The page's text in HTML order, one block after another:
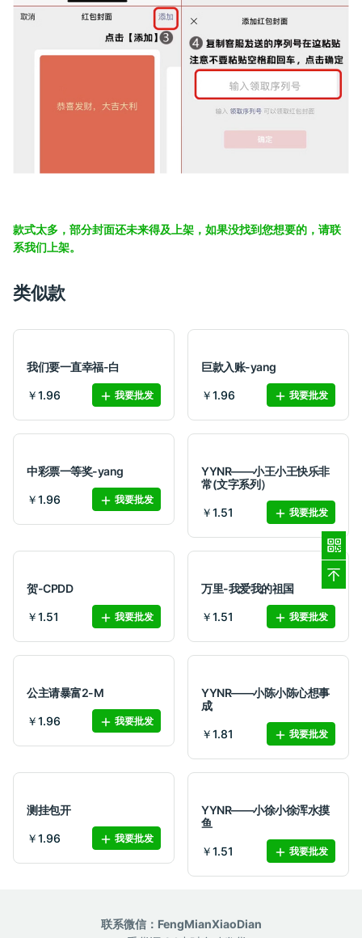
款式太多，部分封面还未来得及上架，如果没找到您想要的，请联
系我们上架。
类似款
我们要一直幸福-白
￥1.96 我要批发
巨款入账-yang
￥1.96 我要批发
中彩票一等奖-yang
￥1.96 我要批发
YYNR——小王小王快乐非
常(文字系列）
￥1.51 我要批发
贺-CPDD
￥1.51 我要批发
万里-我爱我的祖国
￥1.51 我要批发
公主请暴富2-M
￥1.96 我要批发
YYNR——小陈小陈心想事
成
￥1.81 我要批发
测挂包开
￥1.96 我要批发
YYNR——小徐小徐浑水摸
鱼
￥1.51 我要批发
联系微信：FengMianXiaoDian